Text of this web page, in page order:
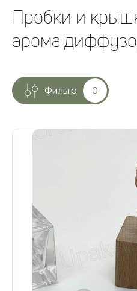
Пробки и
арома
Фильтр 0